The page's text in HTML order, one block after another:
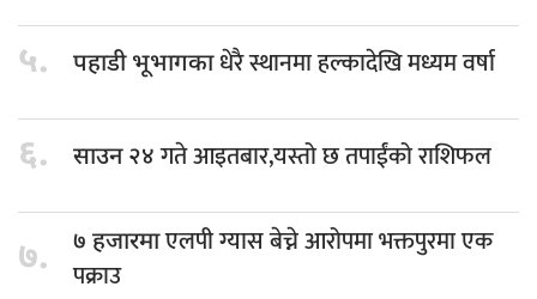
५. पहाडी भूभागकाधेरै स्थानमा हल्कादेखि मध्यम वर्षा
६. साउन २४गते आइतबार,यस्तो छ तपाईंको राशिफल
७. ७ हजारमाएलपी ग्यास बेच्ने आरोपमा भक्तपुरमा एक
पक्राउ